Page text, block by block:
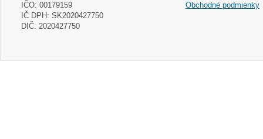
IČO: 00179159
IČ DPH: SK2020427750
DIČ: 2020427750
Obchodné podmienky